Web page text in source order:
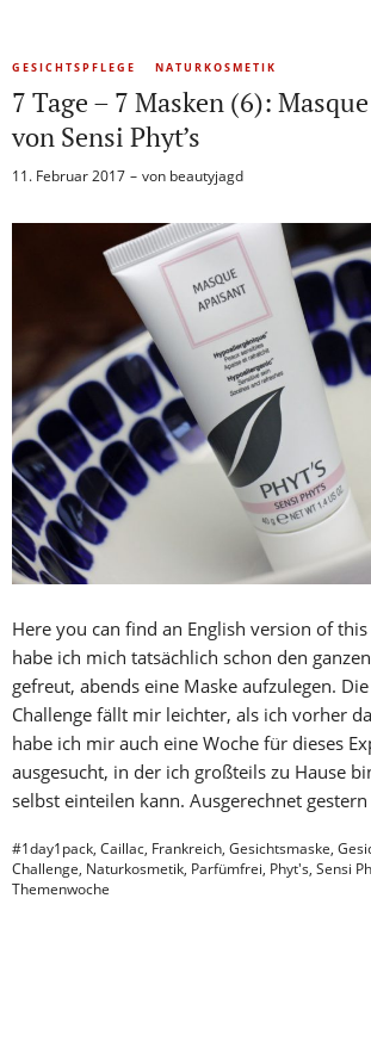
GESICHTSPFLEGE NATURKOSMETIK
7 Tage – 7 Masken (6):
von Sensi Phyt’s
11. Februar 2017 von beautyjagd
Here you can find an English version of
habe ich mich tatsächlich schon den
gefreut, abends eine Maske aufzulegen.
Challenge fällt mir leichter, als ich vorher
habe ich mir auch eine Woche für dieses
ausgesucht, in der ich großteils zu Hause
selbst einteilen kann. Ausgerechnet gestern
#1day1pack, Caillac, Frankreich, Gesichtsmaske,
Challenge, Naturkosmetik, Parfümfrei, Phyt's, Sensi
Themenwoche